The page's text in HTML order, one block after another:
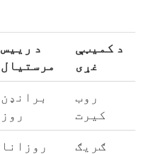
د رییس
مرستیال
د کمیټې
غړی
برانډن
روز
روب
کیرت
روزانا
ګریګ